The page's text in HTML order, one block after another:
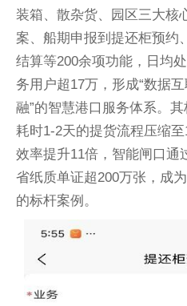
装箱、散杂货、园区三大核
案、船期申报到提还柜预约
结算等200余项功能，日均
务用户超17万，形成“数据
融”的智慧港口服务体系。
耗时1-2天的提货流程压缩
效率提升11倍，智能闸口通
省纸质单证超200万张，成
的标杆案例。